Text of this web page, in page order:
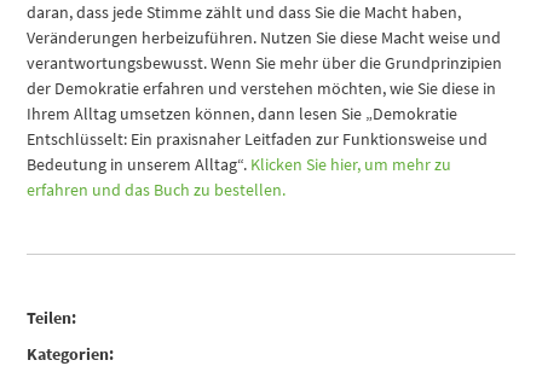
daran, dass jede Stimme zählt und dass Sie die Macht haben,
Veränderungen herbeizuführen. Nutzen Sie diese Macht weise und
verantwortungsbewusst. Wenn Sie mehr über die Grundprinzipien
der Demokratie erfahren und verstehen möchten, wie Sie diese in
Ihrem Alltag umsetzen können, dann lesen Sie „Demokratie
Entschlüsselt: Ein praxisnaher Leitfaden zur Funktionsweise und
Bedeutung in unserem Alltag“. Klicken Sie hier, um mehr zu
erfahren und das Buch zu bestellen.
Teilen:
Kategorien: